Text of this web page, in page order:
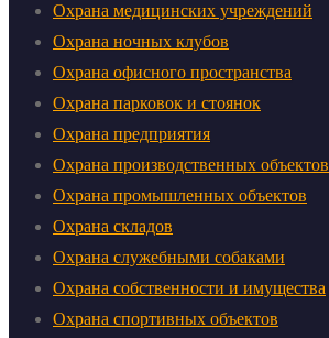
Охрана медицинских учреждений
Охрана ночных клубов
Охрана офисного пространства
Охрана парковок и стоянок
Охрана предприятия
Охрана производственных объектов
Охрана промышленных объектов
Охрана складов
Охрана служебными собаками
Охрана собственности и имущества
Охрана спортивных объектов